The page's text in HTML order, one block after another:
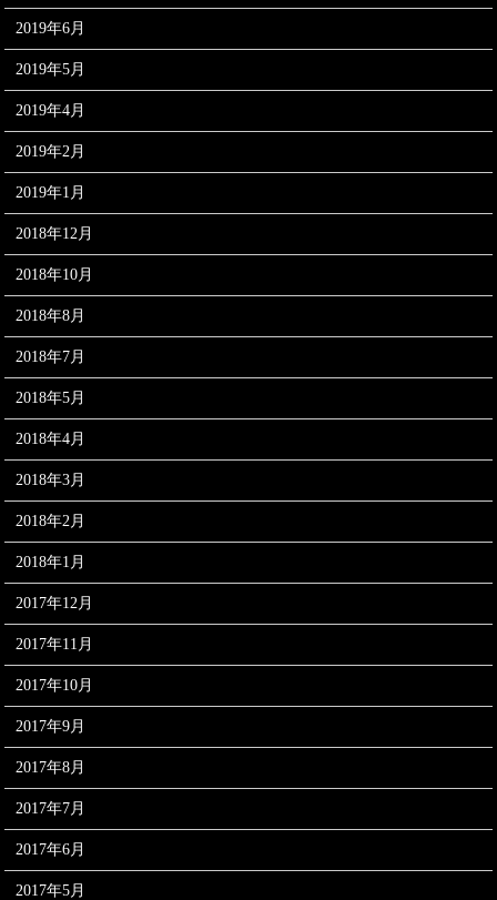
2019年6月
2019年5月
2019年4月
2019年2月
2019年1月
2018年12月
2018年10月
2018年8月
2018年7月
2018年5月
2018年4月
2018年3月
2018年2月
2018年1月
2017年12月
2017年11月
2017年10月
2017年9月
2017年8月
2017年7月
2017年6月
2017年5月